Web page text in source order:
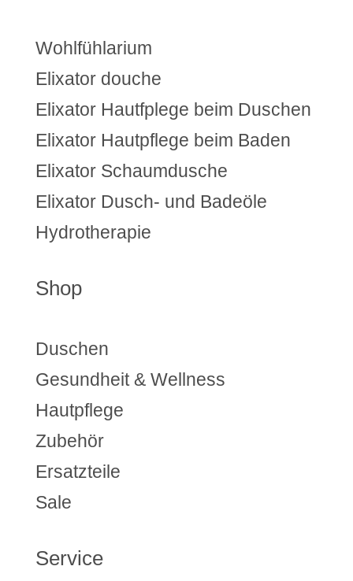
Wohlfühlarium
Elixator douche
Elixator Hautfplege beim Duschen
Elixator Hautpflege beim Baden
Elixator Schaumdusche
Elixator Dusch- und Badeöle
Hydrotherapie
Shop
Duschen
Gesundheit & Wellness
Hautpflege
Zubehör
Ersatzteile
Sale
Service